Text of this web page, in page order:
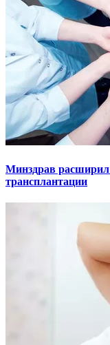
Минздрав расширил
трансплантации